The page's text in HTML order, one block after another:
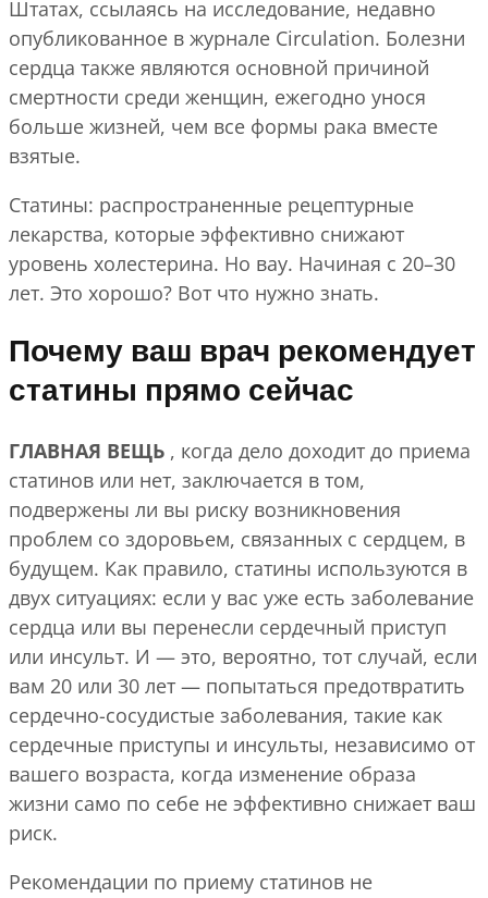
Штатах, ссылаясь на исследование, недавно
опубликованное в журнале Circulation. Болезни
сердца также являются основной причиной
смертности среди женщин, ежегодно унося
больше жизней, чем все формы рака вместе
взятые.
Статины: распространенные рецептурные
лекарства, которые эффективно снижают
уровень холестерина. Но вау. Начиная с 20–30
лет. Это хорошо? Вот что нужно знать.
Почему ваш врач рекомендует
статины прямо сейчас
ГЛАВНАЯ ВЕЩЬ , когда дело доходит до приема
статинов или нет, заключается в том,
подвержены ли вы риску возникновения
проблем со здоровьем, связанных с сердцем, в
будущем. Как правило, статины используются в
двух ситуациях: если у вас уже есть заболевание
сердца или вы перенесли сердечный приступ
или инсульт. И — это, вероятно, тот случай, если
вам 20 или 30 лет — попытаться предотвратить
сердечно-сосудистые заболевания, такие как
сердечные приступы и инсульты, независимо от
вашего возраста, когда изменение образа
жизни само по себе не эффективно снижает ваш
риск.
Рекомендации по приему статинов не